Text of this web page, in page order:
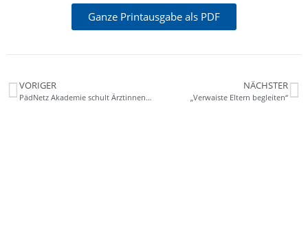
Ganze Printausgabe als PDF
VORIGER
PädNetz Akademie schult Ärztinnen und Ärzte im Kinderschutz
NÄCHSTER
„Verwaiste Eltern begleiten“